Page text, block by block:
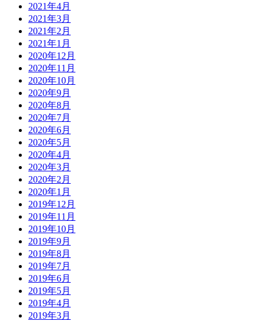
2021年4月
2021年3月
2021年2月
2021年1月
2020年12月
2020年11月
2020年10月
2020年9月
2020年8月
2020年7月
2020年6月
2020年5月
2020年4月
2020年3月
2020年2月
2020年1月
2019年12月
2019年11月
2019年10月
2019年9月
2019年8月
2019年7月
2019年6月
2019年5月
2019年4月
2019年3月